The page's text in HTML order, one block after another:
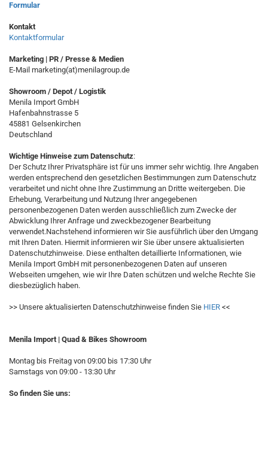
Formular
Kontakt
Kontaktformular
Marketing | PR / Presse & Medien
E-Mail marketing(at)menilagroup.de
Showroom / Depot / Logistik
Menila Import GmbH
Hafenbahnstrasse 5
45881 Gelsenkirchen
Deutschland
Wichtige Hinweise zum Datenschutz:
Der Schutz Ihrer Privatsphäre ist für uns immer sehr wichtig. Ihre Angaben
werden entsprechend den gesetzlichen Bestimmungen zum Datenschutz
verarbeitet und nicht ohne Ihre Zustimmung an Dritte weitergeben. Die
Erhebung, Verarbeitung und Nutzung Ihrer angegebenen
personenbezogenen Daten werden ausschließlich zum Zwecke der
Abwicklung Ihrer Anfrage und zweckbezogener Bearbeitung
verwendet.Nachstehend informieren wir Sie ausführlich über den Umgang
mit Ihren Daten. Hiermit informieren wir Sie über unsere aktualisierten
Datenschutzhinweise. Diese enthalten detaillierte Informationen, wie
Menila Import GmbH mit personenbezogenen Daten auf unseren
Webseiten umgehen, wie wir Ihre Daten schützen und welche Rechte Sie
diesbezüglich haben.
>> Unsere aktualisierten Datenschutzhinweise finden Sie HIER <<
Menila Import | Quad & Bikes Showroom
Montag bis Freitag von 09:00 bis 17:30 Uhr
Samstags von 09:00 - 13:30 Uhr
So finden Sie uns: